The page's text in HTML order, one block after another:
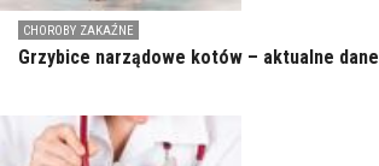
CHOROBY ZAKAŹNE
Grzybice narządowe kotów – aktualne dane